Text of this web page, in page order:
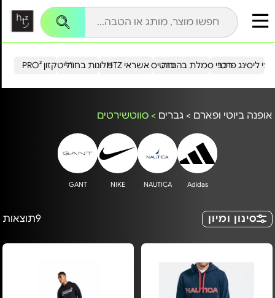
הייטקזון PRO²מלונות בחו"ל כרטיס אשראי HTZ ליסינג פרטירכבי סמלת בהנחה
אופנה ביוטי ופארם > גברים > סווטשירטים
Adidas
NAUTICA
NIKE
GANT
סינון ומיון 9תוצאות